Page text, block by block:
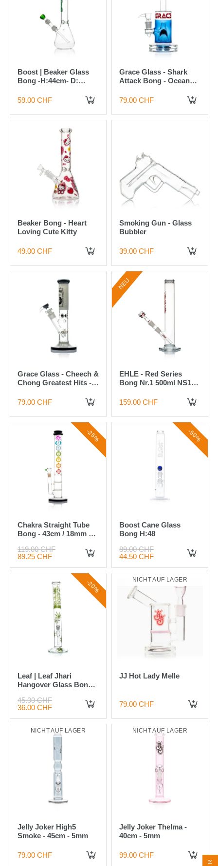
Boost | Beaker Glass
Bong -H:44cm- D:
WT:5mm
59.00 CHF
Grace Glass - Shark
Attack Bong - Ocean
79.00 CHF
Beaker Bong - Heart
Loving Cute Kitty
49.00 CHF
Smoking Gun - Glass
Bubbler
39.00 CHF
Grace Glass - Cheech &
Chong Greatest Hits -
79.00 CHF
NEU
EHLE - Red Series
Bong Nr.1 500ml NS18
159.00 CHF
-25%
Chakra Straight Tube
Bong - 43cm / 18mm F
119.00 CHF
89.25 CHF
-50%
Boost Cane Glass
Bong H:48
89.00 CHF
44.50 CHF
-20%
Leaf | Leaf Jhari
Hangover Glass Bong-
Socket:18.8mm
45.00 CHF
36.00 CHF
NICHT AUF LAGER
JJ Hot Lady Melle
79.00 CHF
NICHT AUF LAGER
Jelly Joker High5
Smoke - 45cm - 5mm
79.00 CHF
NICHT AUF LAGER
Jelly Joker Thelma -
40cm - 5mm
99.00 CHF